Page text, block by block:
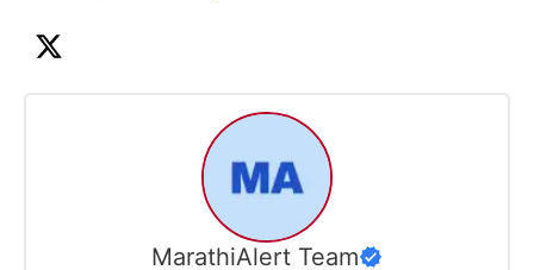
MarathiAlert Team